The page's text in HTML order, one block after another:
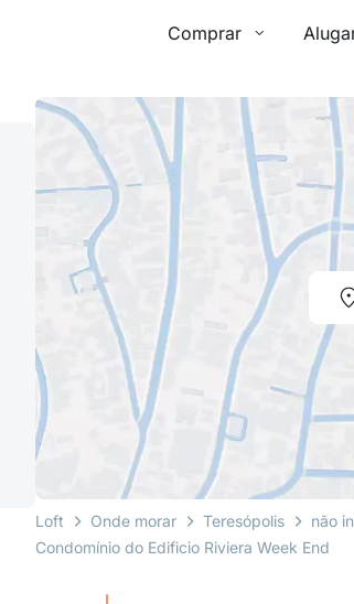
Comprar
Loft Onde morar Teresópolis não
Condomínio do Edificio Riviera Week End